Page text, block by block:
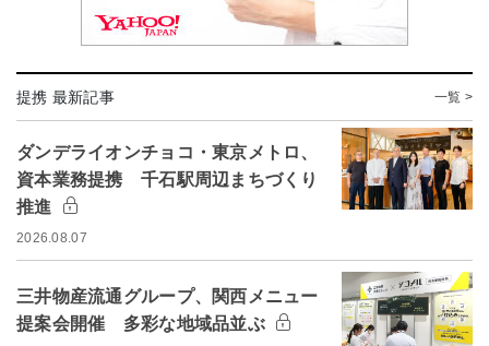
提携 最新記事 一覧 >
ダンデライオンチョコ・東京メトロ、
資本業務提携 千石駅周辺まちづくり
推進
2026.08.07
三井物産流通グループ、関西メニュー
提案会開催 多彩な地域品並ぶ